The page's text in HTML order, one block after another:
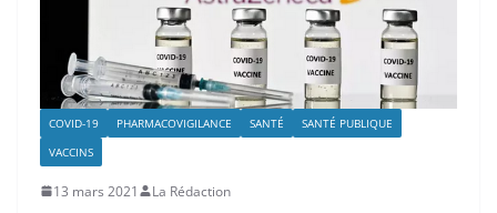
COVID-19 PHARMACOVIGILANCE SANTÉ
SANTÉ PUBLIQUE
VACCINS
13 mars 2021 La Rédaction